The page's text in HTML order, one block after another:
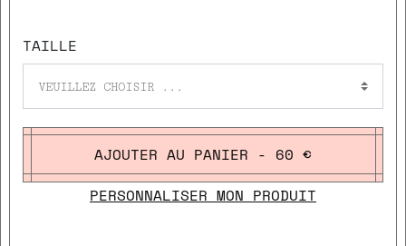
TAILLE
VEUILLEZ CHOISIR ...
AJOUTER AU PANIER - 60 €
PERSONNALISER MON PRODUIT